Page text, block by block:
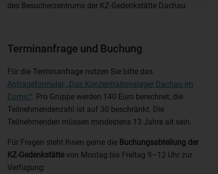
des Besucherzentrums der KZ-Gedenkstätte Dachau.
Terminanfrage und Buchung
Für die Terminanfrage nutzen Sie bitte das
Anfrageformular „Das Konzentrationslager Dachau im
Comic“. Pro Gruppe werden 140 Euro berechnet, die
Teilnehmendenzahl ist auf 30 beschränkt. Die
Teilnehmenden müssen mindestens 13 Jahre alt sein.
Für Fragen steht Ihnen gerne die Buchungsabteilung der
KZ-Gedenkstättevon Montag bis Freitag 9–12 Uhr zur
Verfügung: